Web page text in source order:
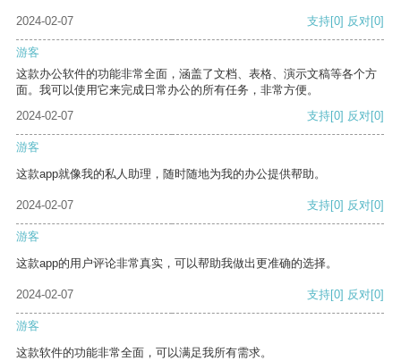
2024-02-07 支持[0] 反对[0]
游客
这款办公软件的功能非常全面，涵盖了文档、表格、演示文稿等各个方
面。我可以使用它来完成日常办公的所有任务，非常方便。
2024-02-07
支持[0] 反对[0]
游客
这款app就像我的私人助理，随时随地为我的办公提供帮助。
2024-02-07 支持[0] 反对[0]
游客
这款app的用户评论非常真实，可以帮助我做出更准确的选择。
2024-02-07 支持[0] 反对[0]
游客
这款软件的功能非常全面，可以满足我所有需求。